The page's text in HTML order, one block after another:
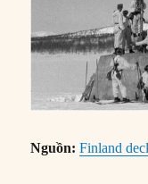
Nguồn:Finland